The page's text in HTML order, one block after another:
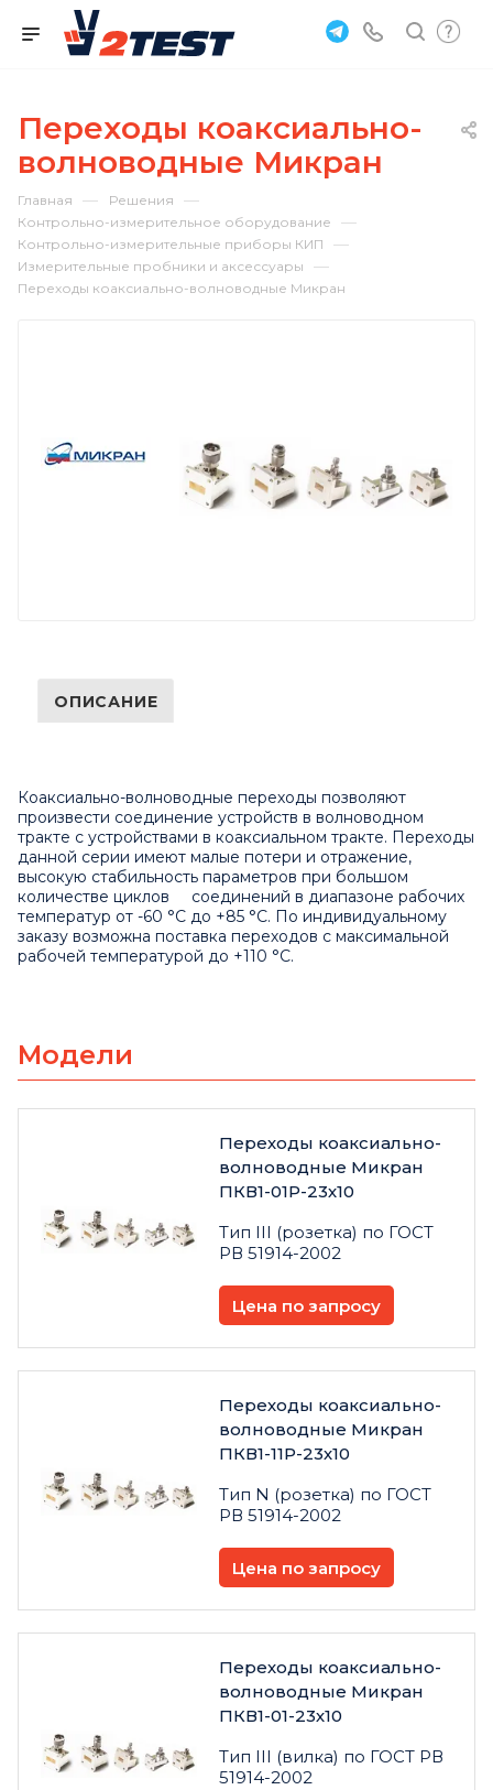
Переходы коаксиально-
волноводные Микран
Главная — Решения —
Контрольно-измерительное оборудование —
Контрольно-измерительные приборы КИП —
Измерительные пробники и аксессуары —
Переходы коаксиально-волноводные Микран
ОПИСАНИЕ
Коаксиально-волноводные переходы позволяют
произвести соединение устройств в волноводном
тракте с устройствами в коаксиальном тракте. Переходы
данной серии имеют малые потери и отражение,
высокую стабильность параметров при большом
количестве циклов соединений в диапазоне рабочих
температур от -60 °C до +85 °C. По индивидуальному
заказу возможна поставка переходов с максимальной
рабочей температурой до +110 °C.
Модели
Переходы коаксиально-
волноводные Микран
ПКВ1-01Р-23х10
Тип III (розетка) по ГОСТ
РВ 51914-2002
Цена по запросу
Переходы коаксиально-
волноводные Микран
ПКВ1-11Р-23х10
Тип N (розетка) по ГОСТ
РВ 51914-2002
Цена по запросу
Переходы коаксиально-
волноводные Микран
ПКВ1-01-23х10
Тип III (вилка) по ГОСТ РВ
51914-2002